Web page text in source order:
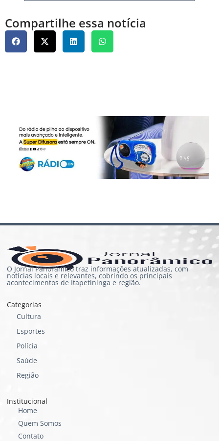
Compartilhe essa notícia
O Jornal Panorâmico traz informações atualizadas, com
notícias locais e relevantes, cobrindo os principais
acontecimentos de Itapetininga e região.
Categorias
Cultura
Esportes
Polícia
Saúde
Região
Institucional
Home
Quem Somos
Contato